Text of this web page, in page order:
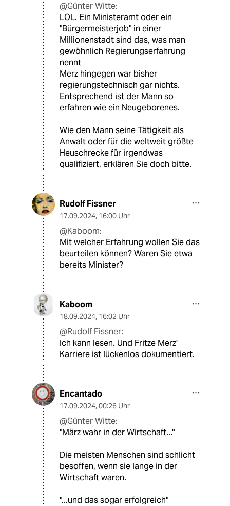
@Günter Witte:
LOL. Ein Ministeramt oder ein
"Bürgermeisterjob" in einer
Millionenstadt sind das, was man
gewöhnlich Regierungserfahrung
nennt
Merz hingegen war bisher
regierungstechnisch gar nichts.
Entsprechend ist der Mann so
erfahren wie ein Neugeborenes.
Wie den Mann seine Tätigkeit als
Anwalt oder für die weltweit größte
Heuschrecke für irgendwas
qualifiziert, erklären Sie doch bitte.
Rudolf Fissner
17.09.2024, 16:00 Uhr
@Kaboom:
Mit welcher Erfahrung wollen Sie das
beurteilen können? Waren Sie etwa
bereits Minister?
Kaboom
18.09.2024, 16:02 Uhr
@Rudolf Fissner:
Ich kann lesen. Und Fritze Merz'
Karriere ist lückenlos dokumentiert.
Encantado
17.09.2024, 00:26 Uhr
@Günter Witte:
"März wahr in der Wirtschaft..."
Die meisten Menschen sind schlicht
besoffen, wenn sie lange in der
Wirtschaft waren.
"...und das sogar erfolgreich"